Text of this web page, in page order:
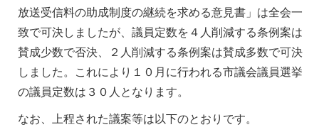
放送受信料の助成制度の継続を求める意見書」は全会一
致で可決しましたが、議員定数を４人削減する条例案は
賛成少数で否決、２人削減する条例案は賛成多数で可決
しました。これにより１０月に行われる市議会議員選挙
の議員定数は３０人となります。
なお、上程された議案等は以下のとおりです。